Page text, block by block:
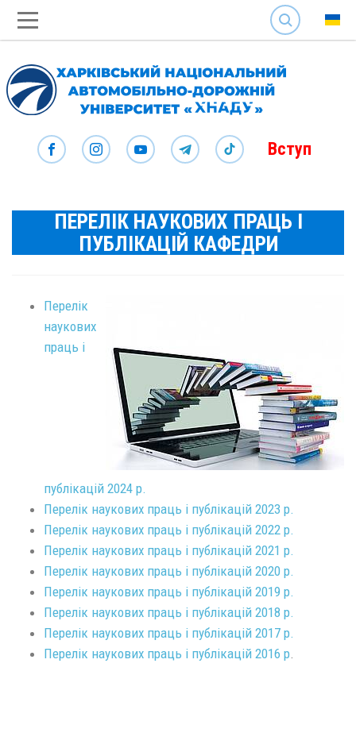
SEARCH
Вступ
ПЕРЕЛІК НАУКОВИХ ПРАЦЬ І
ПУБЛІКАЦІЙ КАФЕДРИ
Перелік
наукових
праць і
публікацій 2024 р.
Перелік наукових праць і публікацій 2023 р.
Перелік наукових праць і публікацій 2022 р.
Перелік наукових праць і публікацій 2021 р.
Перелік наукових праць і публікацій 2020 р.
Перелік наукових праць і публікацій 2019 р.
Перелік наукових праць і публікацій 2018 р.
Перелік наукових праць і публікацій 2017 р.
Перелік наукових праць і публікацій 2016 р.